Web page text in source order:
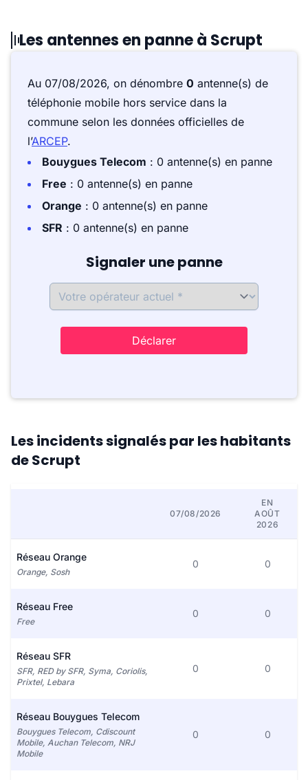
Les antennes en panne à Scrupt
Au 07/08/2026, on dénombre 0 antenne(s) de
téléphonie mobile hors service dans la
commune selon les données officielles de
l’ARCEP.
Bouygues Telecom : 0 antenne(s) en panne
Free : 0 antenne(s) en panne
Orange : 0 antenne(s) en panne
SFR : 0 antenne(s) en panne
Signaler une panne
Déclarer
Les incidents signalés par les habitants
de Scrupt
07/08/2026
EN
AOÛT
2026
Réseau Orange
Orange, Sosh
0 0
Réseau Free
Free
0 0
Réseau SFR
SFR, RED by SFR, Syma, Coriolis,
Prixtel, Lebara
0 0
Réseau Bouygues Telecom
Bouygues Telecom, Cdiscount
Mobile, Auchan Telecom, NRJ
Mobile
0 0